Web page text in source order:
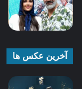
آخرین عکس ها